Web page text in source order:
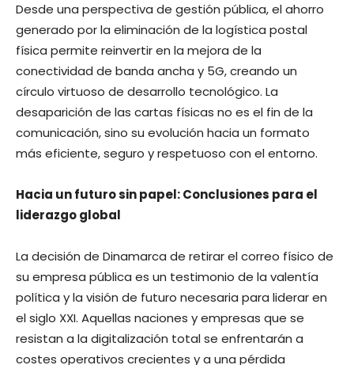
Desde una perspectiva de gestión pública, el ahorro
generado por la eliminación de la logística postal
física permite reinvertir en la mejora de la
conectividad de banda ancha y 5G, creando un
círculo virtuoso de desarrollo tecnológico. La
desaparición de las cartas físicas no es el fin de la
comunicación, sino su evolución hacia un formato
más eficiente, seguro y respetuoso con el entorno.
Hacia un futuro sin papel: Conclusiones para el
liderazgo global
La decisión de Dinamarca de retirar el correo físico de
su empresa pública es un testimonio de la valentía
política y la visión de futuro necesaria para liderar en
el siglo XXI. Aquellas naciones y empresas que se
resistan a la digitalización total se enfrentarán a
costes operativos crecientes y a una pérdida